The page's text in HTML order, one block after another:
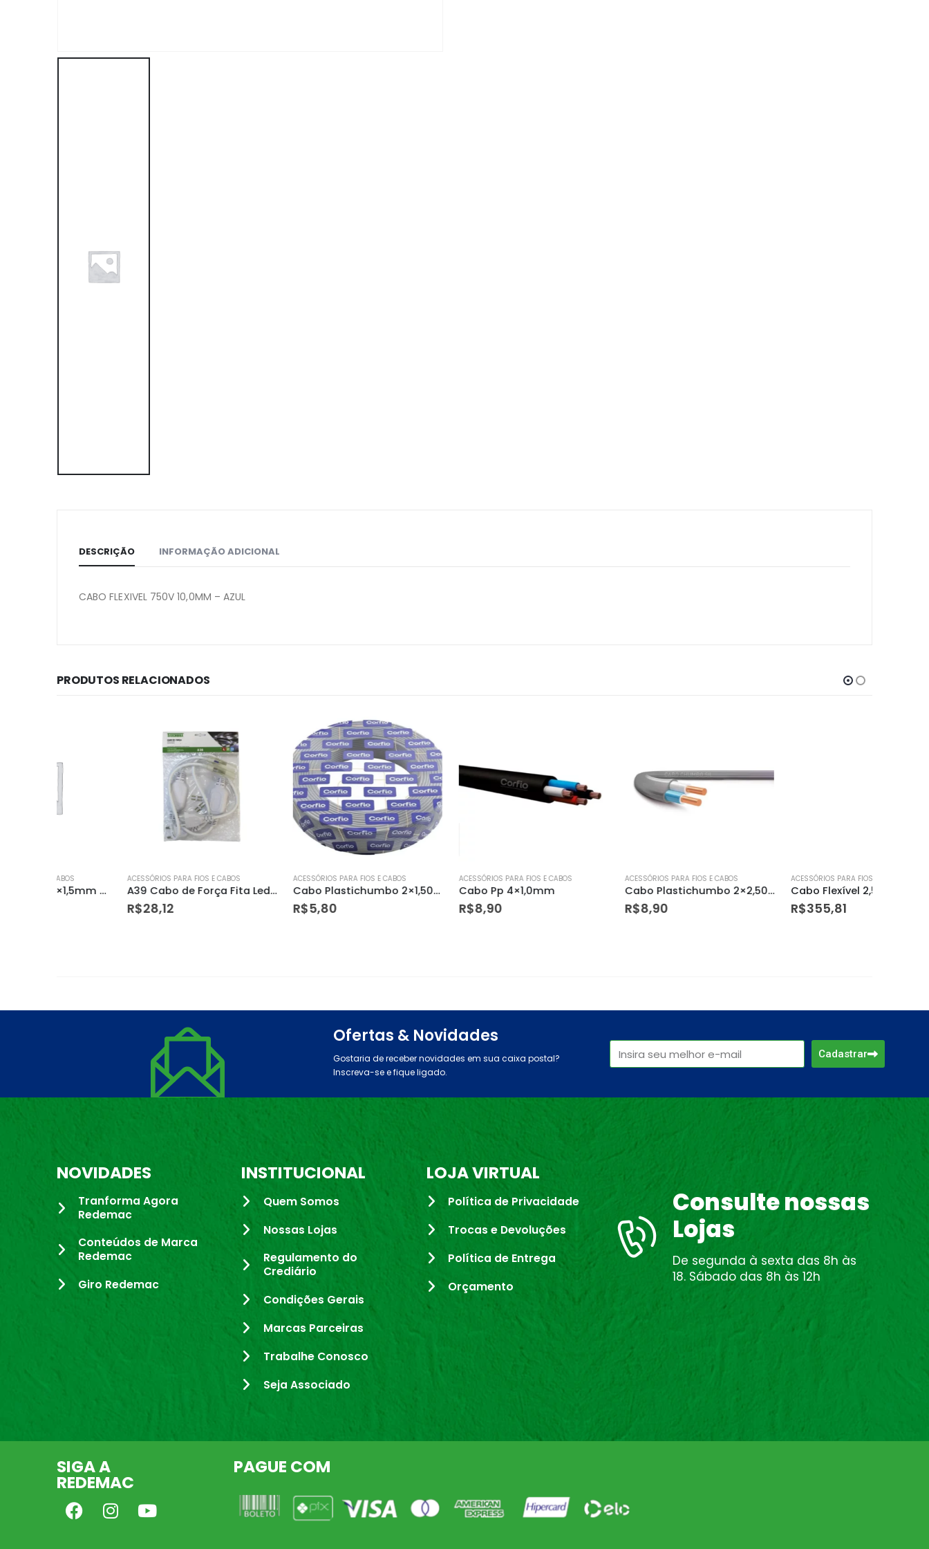
DESCRIÇÃO INFORMAÇÃO ADICIONAL
CABO FLEXIVEL 750V 10,0MM – AZUL
PRODUTOS RELACIONADOS
ACESSÓRIOS PARA FIOS E CABOS
A39 Cabo de Força Fita Led 2 Pcs Unica
ACESSÓRIOS PARA FIOS E CABOS
Cabo Plastichumbo 2×1,50mm
ACESSÓRIOS PARA FIOS E CABOS
Cabo Pp 4×1,0mm
ACESSÓRIOS PARA FIOS E CABOS
Cabo Plastichumbo 2×2,50mm
ACESSÓRIOS PARA FIOS E CABOS
Cabo Flexível 2,5mm² Rolo com 100m Verde – Sil
Ofertas & Novidades
Gostaria de receber novidades em sua caixa postal?
Inscreva-se e fique ligado.
Cadastrar
NOVIDADES
Tranforma Agora
Redemac
Conteúdos de Marca
Redemac
Giro Redemac
INSTITUCIONAL
Quem Somos
Nossas Lojas
Regulamento do
Crediário
Condições Gerais
Marcas Parceiras
Trabalhe Conosco
Seja Associado
LOJA VIRTUAL
Política de Privacidade
Trocas e Devoluções
Política de Entrega
Orçamento
Consulte nossas
Lojas
De segunda à sexta das 8h às
18. Sábado das 8h às 12h
SIGA A
REDEMAC
PAGUE COM